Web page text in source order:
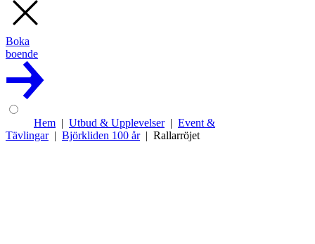
Boka
boende
Hem Utbud & Upplevelser
Event &
Tävlingar
Björkliden 100 år Rallarröjet